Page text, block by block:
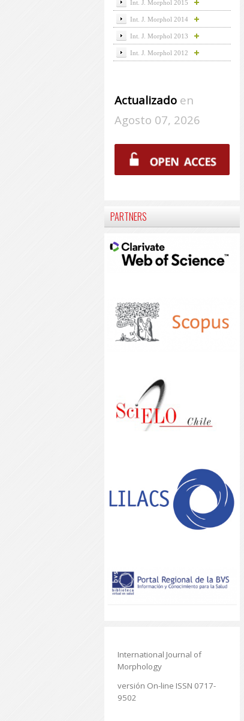
Int. J. Morphol 2015
Int. J. Morphol 2014
Int. J. Morphol 2013
Int. J. Morphol 2012
Actualizadoen
Agosto 07, 2026
PARTNERS
International Journal of
Morphology
versión On-line ISSN 0717-
9502